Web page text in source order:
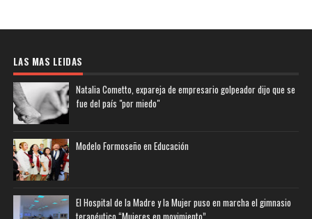
LAS MAS LEIDAS
Natalia Cometto, expareja de empresario golpeador dijo que se
fue del país "por miedo"
Modelo Formoseño en Educación
El Hospital de la Madre y la Mujer puso en marcha el gimnasio
terapéutico “Mujeres en movimiento”